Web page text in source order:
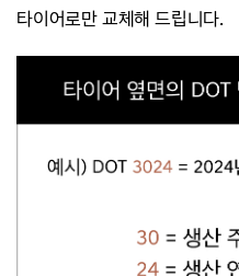
타이어로만 교체해 드립니다.